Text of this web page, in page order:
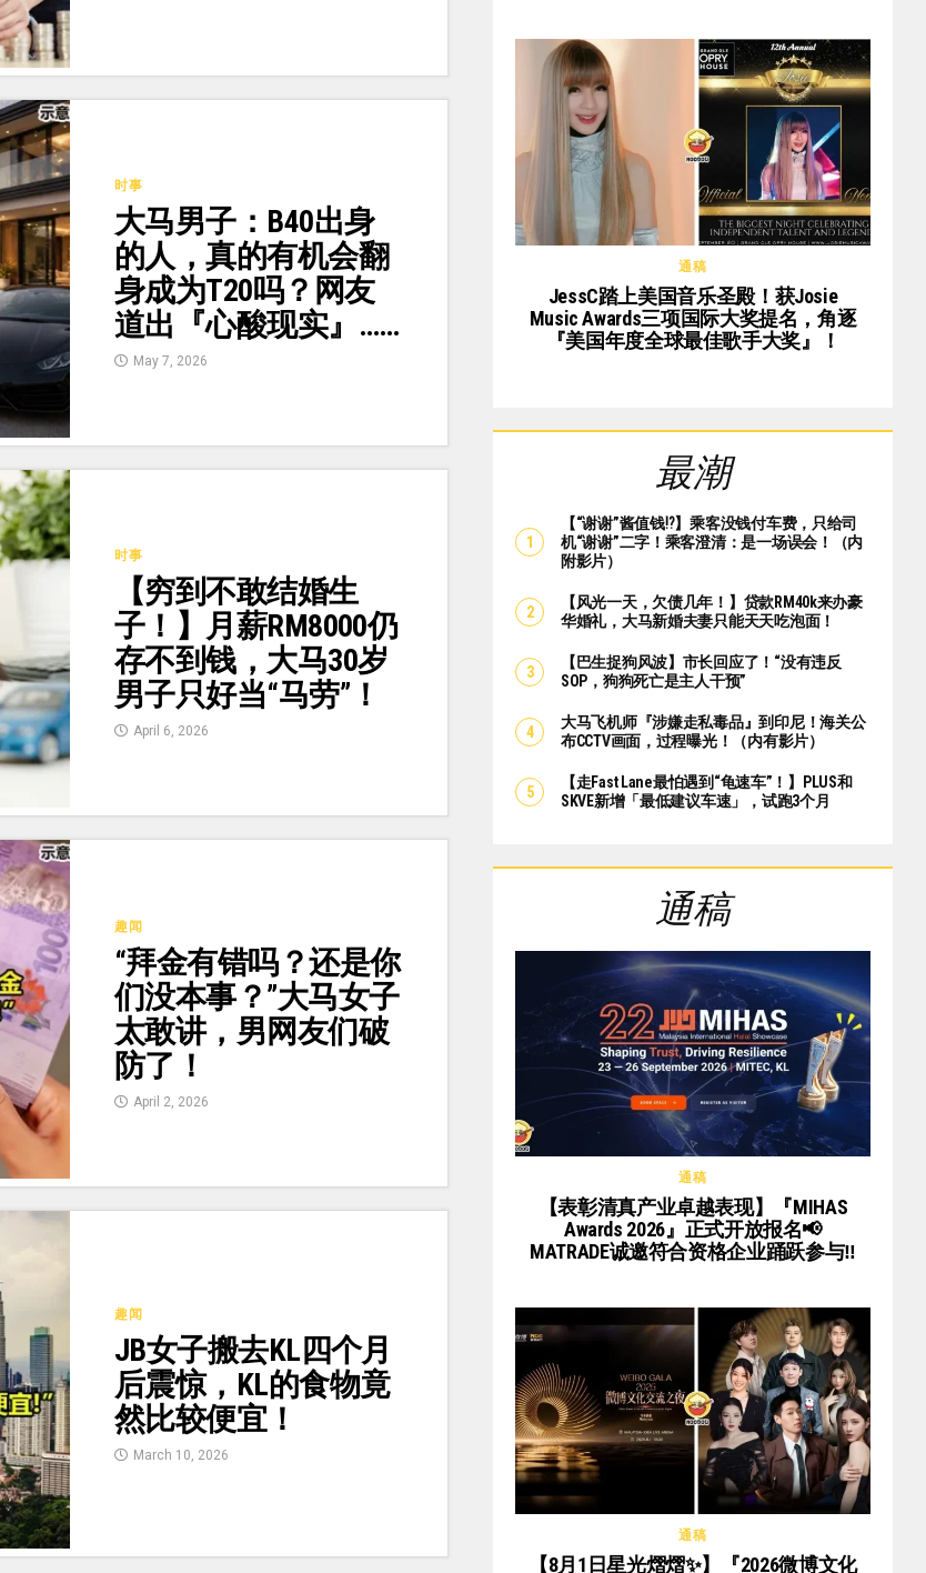
时事
大马男子：B40出身
的人，真的有机会翻
身成为T20吗？网友
道出『心酸现实』……
May 7, 2026
时事
【穷到不敢结婚生
子！】月薪RM8000仍
存不到钱，大马30岁
男子只好当“马劳”！
April 6, 2026
趣闻
“拜金有错吗？还是你
们没本事？”大马女子
太敢讲，男网友们破
防了！
April 2, 2026
趣闻
JB女子搬去KL四个月
后震惊，KL的食物竟
然比较便宜！
March 10, 2026
通稿
JessC踏上美国音乐圣殿！获Josie
Music Awards三项国际大奖提名，角逐
『美国年度全球最佳歌手大奖』！
最潮
【“谢谢”酱值钱⁉️】乘客没钱付车费，只给司
机“谢谢”二字！乘客澄清：是一场误会！（内
附影片）
【风光一天，欠债几年！】贷款RM40k来办豪
华婚礼，大马新婚夫妻只能天天吃泡面！
【巴生捉狗风波】市长回应了！“没有违反
SOP，狗狗死亡是主人干预”
大马飞机师『涉嫌走私毒品』到印尼！海关公
布CCTV画面，过程曝光！（内有影片）
【走Fast Lane最怕遇到“龟速车”！】PLUS和
SKVE新增「最低建议车速」，试跑3个月
通稿
通稿
【表彰清真产业卓越表现】『MIHAS
Awards 2026』正式开放报名📢
MATRADE诚邀符合资格企业踊跃参与‼️
通稿
【8月1日星光熠熠✨】『2026微博文化